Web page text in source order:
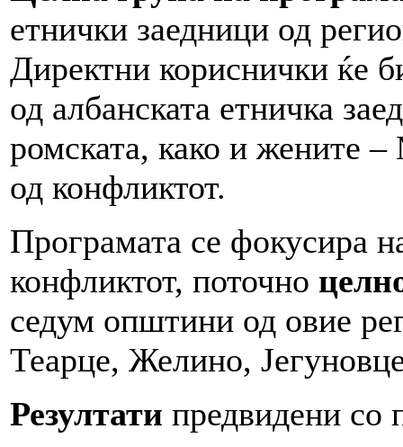
етнички заедници од
Директни кориснички ќе
од албанската етничка
ромската, како и жените
од конфликтот.
Програмата се фокусира
конфликтот, поточно
седум општини од овие
Теарце, Желино,
Резултати предвидени со